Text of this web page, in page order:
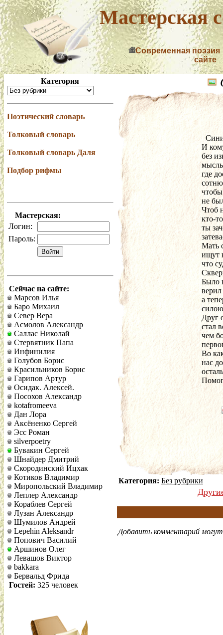
Мастерская
Современная поэзия
сайте
Категория
Поэтический словарь
Толковый словарь
Толковый словарь Даля
Подбор рифмы
Мастерская:
Логин:
Пароль:
Сейчас на сайте:
Марсов Илья
Баро Михаил
Север Вера
Асмолов Александр
Саллас Николай
Стервятник Папа
Инфинилия
Голубов Борис
Красильников Борис
Гарипов Артур
Осидак. Алексей.
Посохов Александр
kotafromeeva
Дан Лора
Аксёненко Сергей
Эсс Роман
silverpoetry
Бувакин Сергей
Шнайдер Дмитрий
Скородинский Ицхак
Котиков Владимир
Миропольский Владимир
Леплер Александр
Кораблев Сергей
Лузан Александр
Шумилов Андрей
Lepehin Aleksandr
Попович Василий
Аршинов Олег
Левашов Виктор
bakkara
Бервальд Фрида
Гостей: 325 человек
И
без
где
не
Чтоб
кто-
ты
Мать
ищут
что
Было
а
Друг
стал
чем
Во
нас
Категория: Без рубрики
Добавить комментарий